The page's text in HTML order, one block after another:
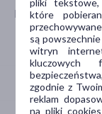
HABIO
które
są
witryn
kluczowych
zgodnie z
reklam
na pliki